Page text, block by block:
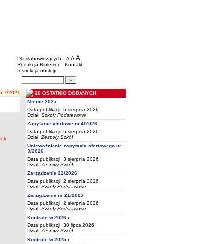
BIP - Oświata Częstochowa
Menu dodatkowe
Dla słabowidzących A pomniejsz czcionkę
A standardowy rozmiar czcionki
A
Redakcja Biuletynu
Kontakt
Instrukcja obsługi
Wyszukiwarka artykułów
7/2021
20 OSTATNIO DODANYCH
Mienie 2025
Data publikacji: 5 sierpnia 2026
Dział: Szkoły Podstawowe
Zapytanie ofertowe nr 4/2026
Data publikacji: 5 sierpnia 2026
Dział: Zespoły Szkół
Unieważnienie zapytania ofertowego nr
3/2026
Data publikacji: 3 sierpnia 2026
Dział: Zespoły Szkół
Zarządzenie 22/2026
Data publikacji: 2 sierpnia 2026
Dział: Szkoły Podstawowe
Zarządzenie nr 21/2026
Data publikacji: 2 sierpnia 2026
Dział: Szkoły Podstawowe
Kontrole w 2026 r.
Data publikacji: 30 lipca 2026
Dział: Zespoły Szkół
Kontrole w 2025 r.